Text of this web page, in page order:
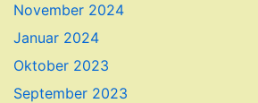
November 2024
Januar 2024
Oktober 2023
September 2023